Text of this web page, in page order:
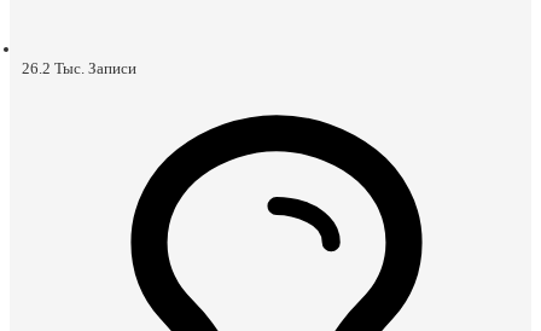
26.2 Тыс. Записи